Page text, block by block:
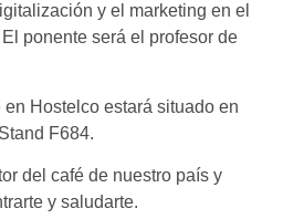
y el marketing en el
ponente será el profesor de
Hostelco estará situado en
F684.
del café de nuestro país y
y saludarte.